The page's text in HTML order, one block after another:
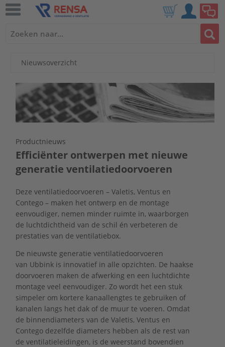
Nieuwsoverzicht
Productnieuws
Efficiënter ontwerpen met nieuwe
generatie ventilatiedoorvoeren
Deze ventilatiedoorvoeren – Valetis, Ventus en
Contego – maken het ontwerp en de montage
eenvoudiger, nemen minder ruimte in, waarborgen
de luchtdichtheid van de schil én verbeteren de
prestaties van de ventilatiebox.
De nieuwste generatie ventilatiedoorvoeren
van Ubbink is innovatief in alle opzichten. De haakse
doorvoeren maken de afwerking en een luchtdichte
montage veel eenvoudiger. Zo wordt het een stuk
simpeler om kortere kanaallengtes te gebruiken of
kanalen langs het dak of de muur te voeren. Omdat
de binnendiameters van de Valetis, Ventus en
Contego dezelfde diameters hebben als de rest van
de ventilatieleidingen, is de weerstand bovendien